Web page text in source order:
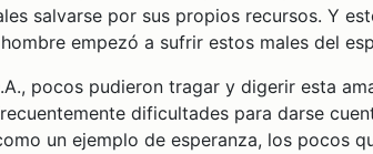
salvarse por sus propios recursos. Y
empezó a sufrir estos males del
pocos pudieron tragar y digerir esta
dificultades para darse
un ejemplo de esperanza, los pocos